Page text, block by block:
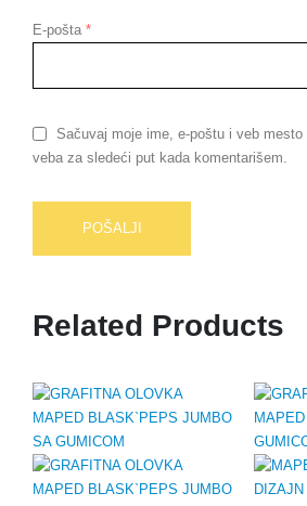
E-pošta *
Sačuvaj moje ime, e-poštu i veb mesto
veba za sledeći put kada komentarišem.
Related Products